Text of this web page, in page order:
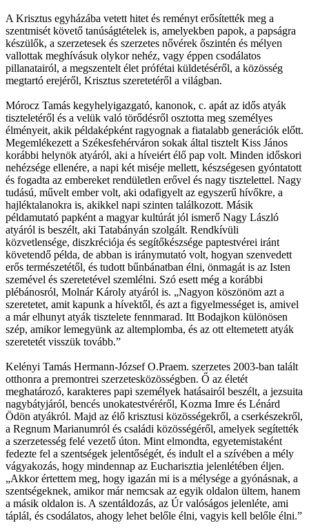
A Krisztus egyházába vetett hitet és reményt erősítették meg a
szentmisét követő tanúságtételek is, amelyekben papok, a papságra
készülők, a szerzetesek és szerzetes nővérek őszintén és mélyen
vallottak meghívásuk olykor nehéz, vagy éppen csodálatos
pillanatairól, a megszentelt élet prófétai küldetéséről, a közösség
megtartó erejéről, Krisztus szeretetéről a világban.
Mórocz Tamás kegyhelyigazgató, kanonok, c. apát az idős atyák
tiszteletéről és a velük való törődésről osztotta meg személyes
élményeit, akik példaképként ragyognak a fiatalabb generációk előtt.
Megemlékezett a Székesfehérváron sokak által tisztelt Kiss János
korábbi helynök atyáról, aki a híveiért élő pap volt. Minden időskori
nehézsége ellenére, a napi két miséje mellett, készségesen gyóntatott
és fogadta az embereket rendületlen erővel és nagy tisztelettel. Nagy
tudású, művelt ember volt, aki odafigyelt az egyszerű hívőkre, a
hajléktalanokra is, akikkel napi szinten találkozott. Másik
példamutató papként a magyar kultúrát jól ismerő Nagy László
atyáról is beszélt, aki Tatabányán szolgált. Rendkívüli
közvetlensége, diszkréciója és segítőkészsége paptestvérei iránt
követendő példa, de abban is iránymutató volt, hogyan szenvedett
erős természetétől, és tudott bűnbánatban élni, önmagát is az Isten
szemével és szeretetével szemlélni. Szó esett még a korábbi
plébánosról, Molnár Károly atyáról is. „Nagyon köszönöm azt a
szeretetet, amit kapunk a hívektől, és azt a figyelmességet is, amivel
a már elhunyt atyák tisztelete fennmarad. Itt Bodajkon különösen
szép, amikor lemegyünk az altemplomba, és az ott eltemetett atyák
szeretetét visszük tovább.”
Kelényi Tamás Hermann-József O.Praem. szerzetes 2003-ban talált
otthonra a premontrei szerzetesközösségben. Ő az életét
meghatározó, karakteres papi személyek hatásairól beszélt, a jezsuita
nagybátyjáról, bencés unokatestvéréről, Kozma Imre és Lénárd
Ödön atyákról. Majd az élő krisztusi közösségekről, a cserkészekről,
a Regnum Marianumról és családi közösségéről, amelyek segítették
a szerzetesség felé vezető úton. Mint elmondta, egyetemistaként
fedezte fel a szentségek jelentőségét, és indult el a szívében a mély
vágyakozás, hogy mindennap az Eucharisztia jelenlétében éljen.
„Akkor értettem meg, hogy igazán mi is a mélysége a gyónásnak, a
szentségeknek, amikor már nemcsak az egyik oldalon ültem, hanem
a másik oldalon is. A szentáldozás, az Úr valóságos jelenléte, ami
táplál, és csodálatos, ahogy lehet belőle élni, vagyis kell belőle élni.”